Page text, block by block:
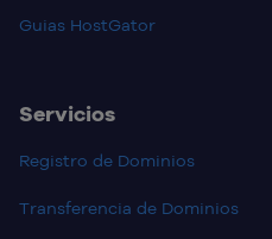
Guias HostGator
Servicios
Registro de Dominios
Transferencia de Dominios